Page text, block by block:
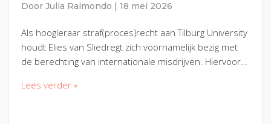
Door Julia Raimondo 18 mei 2026
Als hoogleraar straf(proces)recht aan Tilburg University
houdt Elies van Sliedregt zich voornamelijk bezig met
de berechting van internationale misdrijven. Hiervoor…
Lees verder »